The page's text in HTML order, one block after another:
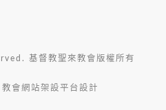
基督教聖來教會版權所有
教會網站架設平台設計